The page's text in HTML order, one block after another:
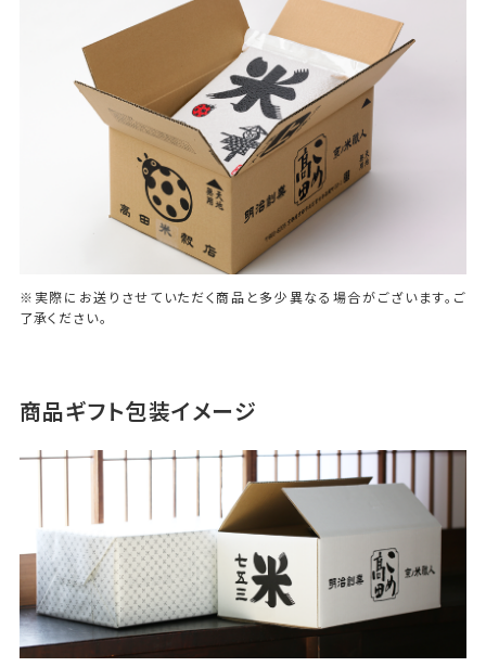
※実際にお送りさせていただく商品と多少異なる場合がございます。ご
了承ください。
商品ギフト包装イメージ